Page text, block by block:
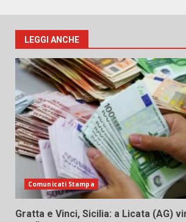
LEGGI ANCHE
Comunicati Stampa
Gratta e Vinci, Sicilia: a Licata (AG)